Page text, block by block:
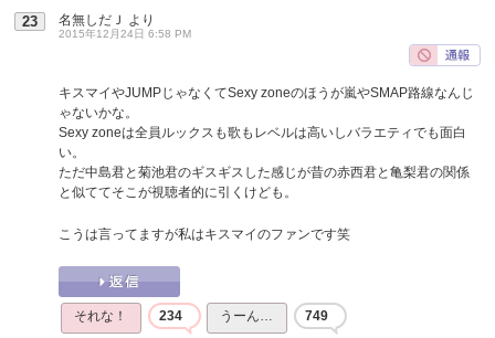
23 名無しだＪ より
2015年12月24日 6:58 PM
キスマイやJUMPじゃなくてSexy zoneのほうが嵐やSMAP路線なんじ
ゃないかな。
Sexy zoneは全員ルックスも歌もレベルは高いしバラエティでも面白
い。
ただ中島君と菊池君のギスギスした感じが昔の赤西君と亀梨君の関係
と似ててそこが視聴者的に引くけども。
こうは言ってますが私はキスマイのファンです笑
それな！ 234 うーん… 749